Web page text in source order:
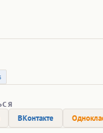
ВКонтакте